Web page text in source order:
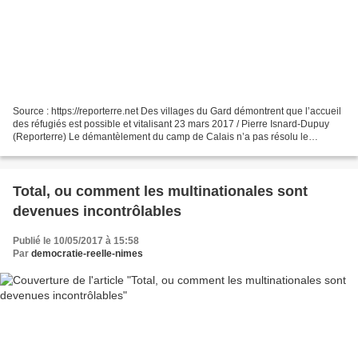
Source : https://reporterre.net Des villages du Gard démontrent que l’accueil
des réfugiés est possible et vitalisant 23 mars 2017 / Pierre Isnard-Dupuy
(Reporterre) Le démantèlement du camp de Calais n’a pas résolu le
Total, ou comment les multinationales sont
devenues incontrôlables
Publié le 10/05/2017 à 15:58
Par democratie-reelle-nimes